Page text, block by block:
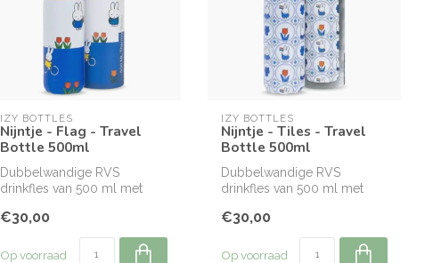
IZY BOTTLES
Nijntje - Flag - Travel
Bottle 500ml
Dubbelwandige RVS
drinkfles van 500 ml met
€30,00
Op voorraad
IZY BOTTLES
Nijntje - Tiles - Travel
Bottle 500ml
Dubbelwandige RVS
drinkfles van 500 ml met
€30,00
Op voorraad